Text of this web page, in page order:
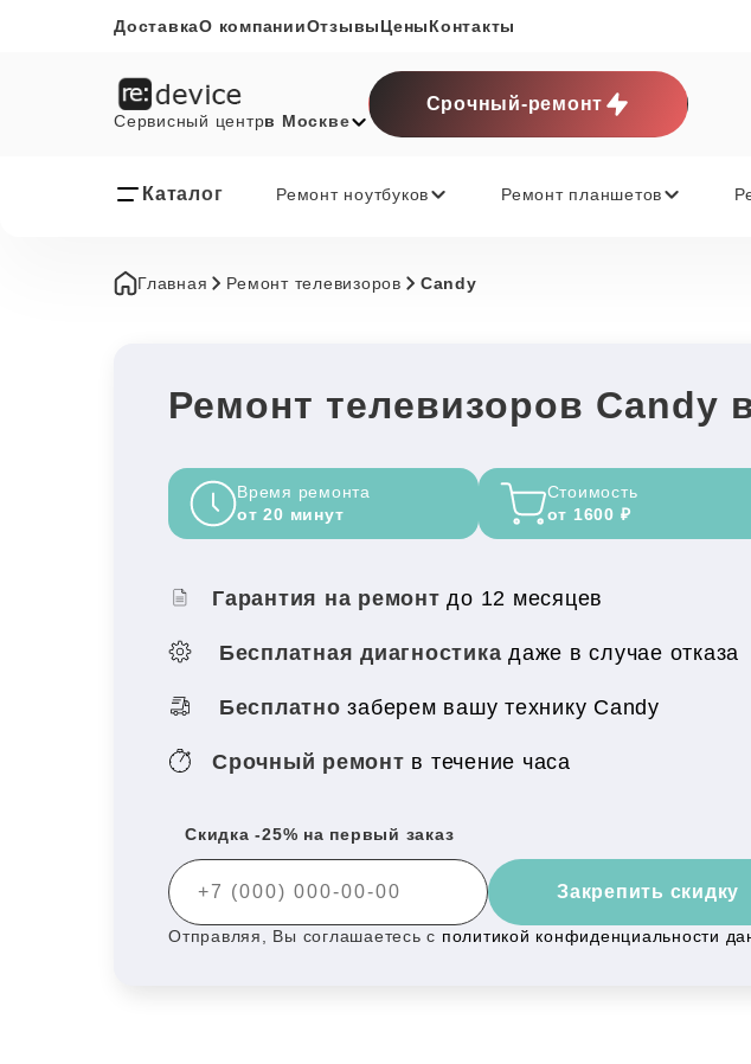
ДоставкаО компанииОтзывыЦеныКонтакты
Сервисный центрв Москве
Срочный-ремонт
Каталог Ремонт ноутбуков Ремонт планшетов
Главная Ремонт телевизоров Candy
Ремонт телевизоров Candy
Время ремонта
от 20 минут
Стоимость
от 1600 ₽
Гарантия на ремонтдо 12 месяцев
Бесплатная диагностика даже в случае отказа
Бесплатно заберем вашу технику Candy
Срочный ремонт в течение часа
Скидка -25% на первый заказ
Закрепить скидку
Отправляя, Вы соглашаетесь с политикой конфиденциальности